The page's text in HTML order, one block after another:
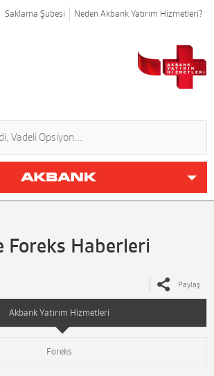
Saklama Şubesi Neden Akbank Yatırım Hizmetleri?
Foreks Haberleri
Paylaş
Akbank Yatırım Hizmetleri
Foreks